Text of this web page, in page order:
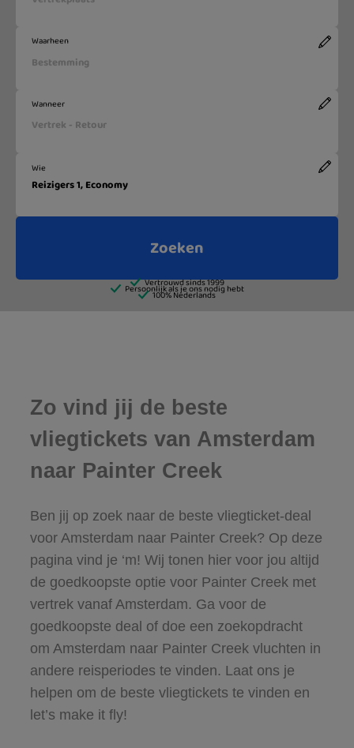
Zo vind jij de beste
vliegtickets van Amsterdam
naar Painter Creek
Ben jij op zoek naar de beste vliegticket-deal
voor Amsterdam naar Painter Creek? Op deze
pagina vind je ‘m! Wij tonen hier voor jou altijd
de goedkoopste optie voor Painter Creek met
vertrek vanaf Amsterdam. Ga voor de
goedkoopste deal of doe een zoekopdracht
om Amsterdam naar Painter Creek vluchten in
andere reisperiodes te vinden. Laat ons je
helpen om de beste vliegtickets te vinden en
let’s make it fly!